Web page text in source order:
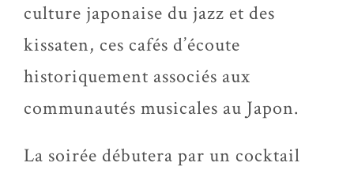
culture japonaise du jazz et des
kissaten, ces cafés d’écoute
historiquement associés aux
communautés musicales au Japon.
La soirée débutera par un cocktail